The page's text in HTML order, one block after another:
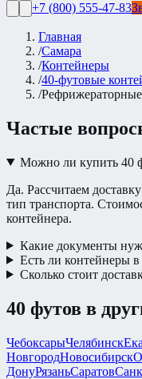
+7 (800) 555-47-83
Главная
/Самара
/Контейнеры
/40-футовые
/Рефрижераторные
Частые
Можно ли купить 40
Да. Рассчитаем
тип транспорта.
контейнера.
Какие документы
Есть ли контейнеры
Сколько стоит
40 футов в
ЧебоксарыЧелябинск
НовгородНовосибирск
ДонуРязаньСаратов